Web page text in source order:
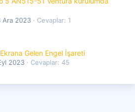
Ara 2023
Cevaplar: 1
Gelen Engel İşareti
2023
Cevaplar: 45